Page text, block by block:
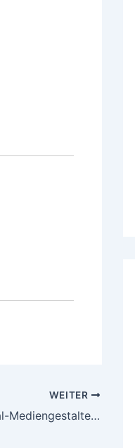
WEITER
Seminar für Digital-Mediengestalter:innen